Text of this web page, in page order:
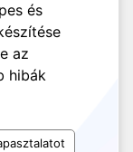
és
az
hibák